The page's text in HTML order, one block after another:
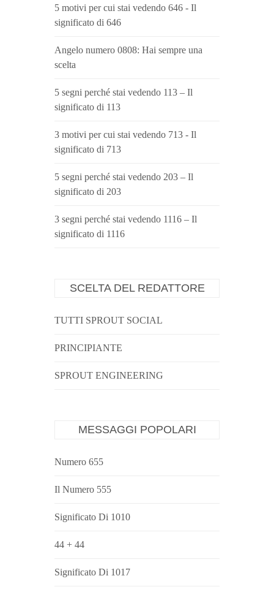
5 motivi per cui stai vedendo 646 - Il
significato di 646
Angelo numero 0808: Hai sempre una
scelta
5 segni perché stai vedendo 113 – Il
significato di 113
3 motivi per cui stai vedendo 713 - Il
significato di 713
5 segni perché stai vedendo 203 – Il
significato di 203
3 segni perché stai vedendo 1116 – Il
significato di 1116
SCELTA DEL REDATTORE
TUTTI SPROUT SOCIAL
PRINCIPIANTE
SPROUT ENGINEERING
MESSAGGI POPOLARI
Numero 655
Il Numero 555
Significato Di 1010
44 + 44
Significato Di 1017